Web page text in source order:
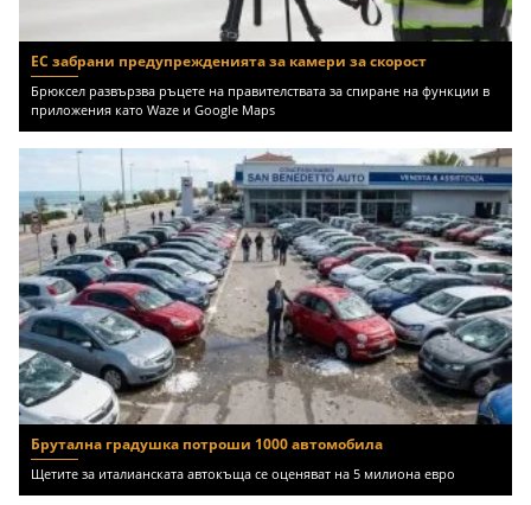
ЕС забрани предупрежденията за камери за скорост
Брюксел развързва ръцете на правителствата за спиране на функции в
приложения като Waze и Google Maps
Брутална градушка потроши 1000 автомобила
Щетите за италианската автокъща се оценяват на 5 милиона евро